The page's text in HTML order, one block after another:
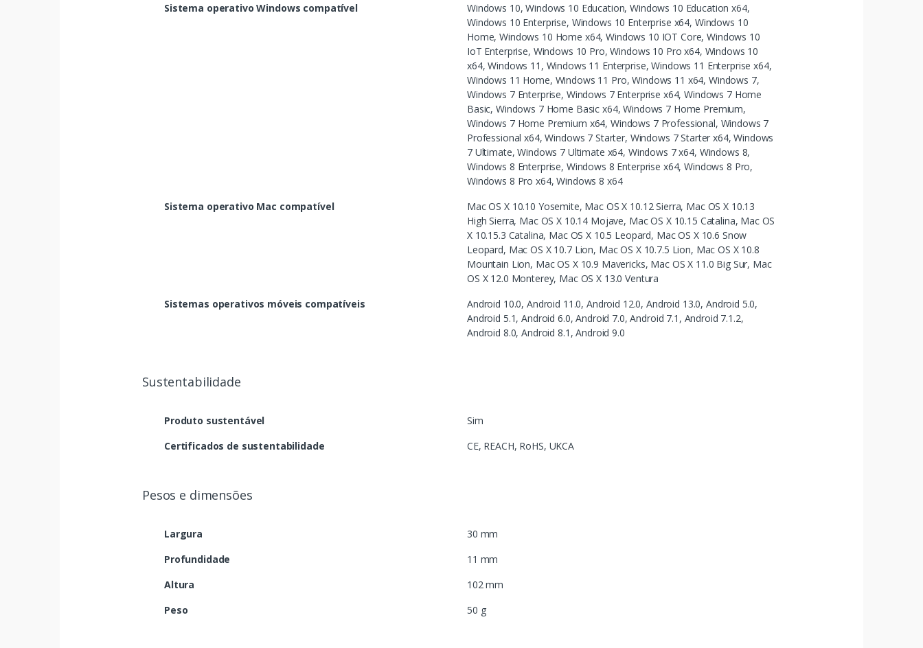
Sistema operativo Windows compatível
Windows 10, Windows 10 Education, Windows 10 Education x64,
Windows 10 Enterprise, Windows 10 Enterprise x64, Windows 10
Home, Windows 10 Home x64, Windows 10 IOT Core, Windows 10
IoT Enterprise, Windows 10 Pro, Windows 10 Pro x64, Windows 10
x64, Windows 11, Windows 11 Enterprise, Windows 11 Enterprise x64,
Windows 11 Home, Windows 11 Pro, Windows 11 x64, Windows 7,
Windows 7 Enterprise, Windows 7 Enterprise x64, Windows 7 Home
Basic, Windows 7 Home Basic x64, Windows 7 Home Premium,
Windows 7 Home Premium x64, Windows 7 Professional, Windows 7
Professional x64, Windows 7 Starter, Windows 7 Starter x64, Windows
7 Ultimate, Windows 7 Ultimate x64, Windows 7 x64, Windows 8,
Windows 8 Enterprise, Windows 8 Enterprise x64, Windows 8 Pro,
Windows 8 Pro x64, Windows 8 x64
Sistema operativo Mac compatível
Mac OS X 10.10 Yosemite, Mac OS X 10.12 Sierra, Mac OS X 10.13
High Sierra, Mac OS X 10.14 Mojave, Mac OS X 10.15 Catalina, Mac OS
X 10.15.3 Catalina, Mac OS X 10.5 Leopard, Mac OS X 10.6 Snow
Leopard, Mac OS X 10.7 Lion, Mac OS X 10.7.5 Lion, Mac OS X 10.8
Mountain Lion, Mac OS X 10.9 Mavericks, Mac OS X 11.0 Big Sur, Mac
OS X 12.0 Monterey, Mac OS X 13.0 Ventura
Sistemas operativos móveis compatíveis
Android 10.0, Android 11.0, Android 12.0, Android 13.0, Android 5.0,
Android 5.1, Android 6.0, Android 7.0, Android 7.1, Android 7.1.2,
Android 8.0, Android 8.1, Android 9.0
Sustentabilidade
Produto sustentável
Sim
Certificados de sustentabilidade
CE, REACH, RoHS, UKCA
Pesos e dimensões
Largura
30 mm
Profundidade
11 mm
Altura
102 mm
Peso
50 g